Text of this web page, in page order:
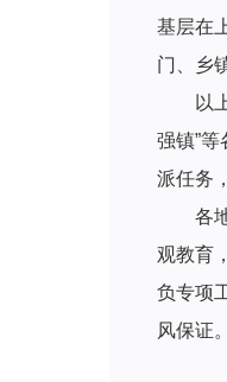
基层在
门、乡
以
强镇”
派任务
各
观教育
负专项
风保证。